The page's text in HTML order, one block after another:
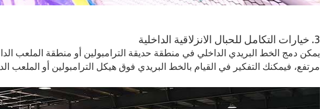
3. خيارات التكامل للحبال الانزلاقية الداخلية
يمكن دمج الخط البريدي الداخلي في منطقة حديقة الترامبولين أو منطقة الملعب
مرتفع، فيمكنك التفكير في القيام بالخط البريدي فوق هيكل الترامبولين أو الملعب